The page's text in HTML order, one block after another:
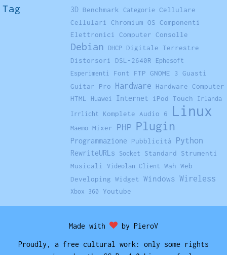
Tag 3D Benchmark Categorie Cellulare
Cellulari
Chromium OS Componenti
Elettronici
Computer Consolle
Debian DHCP
Digitale Terrestre
Distorsori
DSL-2640R
Ephesoft
Esperimenti
Font FTP GNOME 3 Guasti
Guitar Pro
Hardware
Hardware Computer
HTML
Huawei Internet iPod Touch
Irlanda
Irrlicht Komplete Audio 6 Linux
Maemo Mixer PHP Plugin
Programmazione Pubblicità Python
RewriteURLs Socket Standard
Strumenti
Musicali
Videolan Client Wah Web
Developing Widget Windows Wireless
Xbox 360 Youtube
Made with by PieroV
Proudly, a free cultural work: only some rights